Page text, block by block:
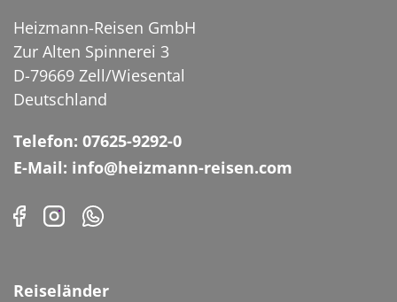
Heizmann-Reisen GmbH
Zur Alten Spinnerei 3
D-79669 Zell/Wiesental
Deutschland
Telefon: 07625-9292-0
E-Mail: info@heizmann-reisen.com
Reiseländer